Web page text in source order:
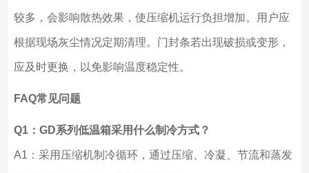
较多，会影响散热效果，使压缩机运行负担增加。用户应
根据现场灰尘情况定期清理。门封条若出现破损或变形，
应及时更换，以免影响温度稳定性。
FAQ常见问题
Q1：GD系列低温箱采用什么制冷方式？
A1：采用压缩机制冷循环，通过压缩、冷凝、节流和蒸发